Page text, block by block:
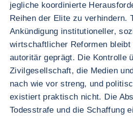
jegliche koordinierte
Reihen der Elite zu verhindern.
Ankündigung institutioneller,
wirtschaftlicher Reformen bleibt
autoritär geprägt. Die Kontrolle
Zivilgesellschaft, die Medien
nach wie vor streng, und
existiert praktisch nicht. Die
Todesstrafe und die Schaffung